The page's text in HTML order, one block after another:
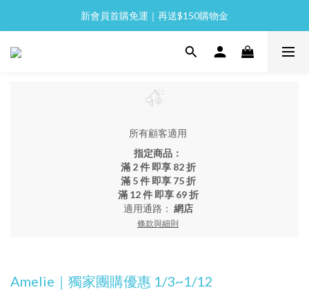
全館消費滿 NT$2,000 免運
新會員首購免運｜再送$150購物金
全館消費滿 NT$2,000 免運
所有顧客適用
指定商品：
滿 2 件 即享 82 折
滿 5 件 即享 75 折
滿 12 件 即享 69 折
適用通路： 網店
條款與細則
Amelie｜獨家團購優惠 1/3~1/12